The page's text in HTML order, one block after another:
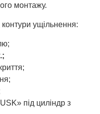
монтажу.
ущільнення:
під циліндр з